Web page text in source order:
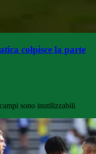
colpisce la parte
sono inutilizzabili